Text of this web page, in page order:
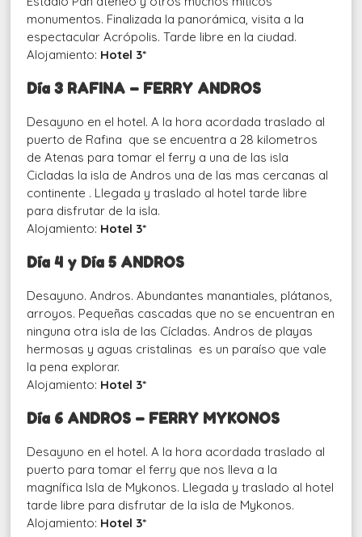
monumentos. Finalizada la panorámica, visita a la
espectacular Acrópolis. Tarde libre en la ciudad.
Alojamiento: Hotel 3*
Día 3 RAFINA – FERRY ANDROS
Desayuno en el hotel. A la hora acordada traslado al
puerto de Rafina que se encuentra a 28 kilometros
de Atenas para tomar el ferry a una de las isla
Cicladas la isla de Andros una de las mas cercanas al
continente . Llegada y traslado al hotel tarde libre
para disfrutar de la isla.
Alojamiento: Hotel 3*
Día 4 y Día 5 ANDROS
Desayuno. Andros. Abundantes manantiales, plátanos,
arroyos. Pequeñas cascadas que no se encuentran en
ninguna otra isla de las Cícladas. Andros de playas
hermosas y aguas cristalinas es un paraíso que vale
la pena explorar.
Alojamiento: Hotel 3*
Día 6 ANDROS – FERRY MYKONOS
Desayuno en el hotel. A la hora acordada traslado al
puerto para tomar el ferry que nos lleva a la
magnífica Isla de Mykonos. Llegada y traslado al hotel
tarde libre para disfrutar de la isla de Mykonos.
Alojamiento: Hotel 3*